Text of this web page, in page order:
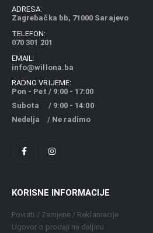
ADRESA:
Zagrebačka bb, 71000 Sarajevo
TELEFON:
070 301 201
EMAIL:
info@willona.ba
RADNO VRIJEME:
Pon - Pet / 9:00 - 17:00
Subota / 9:00 - 14:00
Nedelja / Ne radimo
KORISNE INFORMACIJE
Povrati / Zamjene / Reklamacije
Ugovor o prodaji na daljinu